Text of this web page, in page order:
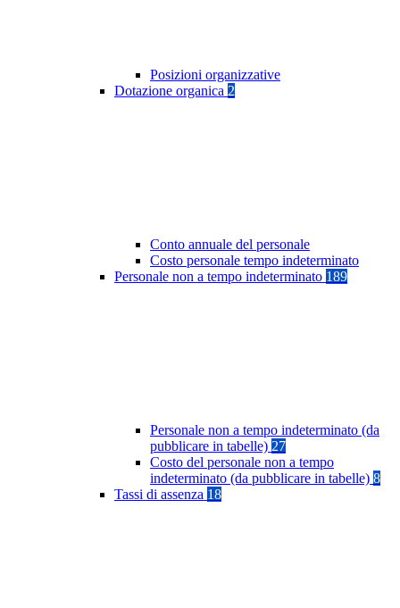
Posizioni organizzative
Dotazione organica 2
Conto annuale del personale
Costo personale tempo indeterminato
Personale non a tempo indeterminato 189
Personale non a tempo indeterminato (da
pubblicare in tabelle) 27
Costo del personale non a tempo
indeterminato (da pubblicare in tabelle) 8
Tassi di assenza 18